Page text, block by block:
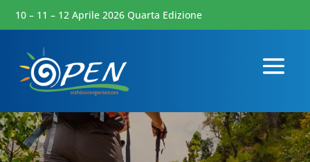
10 – 11 – 12 Aprile 2026 Quarta Edizione